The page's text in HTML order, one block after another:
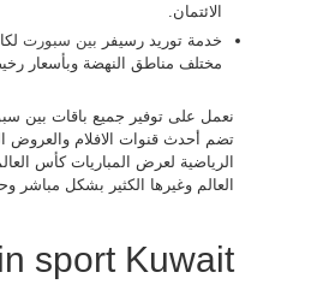
الائتمان.
خدمة توريد رسيفر بين سبورت
مختلف مناطق النهضة وبأسعار
نعمل على توفير جميع باقات بين
تضم أحدث قنوات الافلام والعروض
الرياضية لعرض المباريات كأس
العالم وغيرها الكثير بشكل مباشر
sport Kuwait